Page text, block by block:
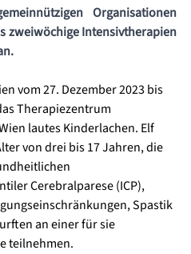
Organisationen
zweiwöchige Intensivtherapien
vom 27. Dezember 2023 bis
Therapiezentrum
lautes Kinderlachen. Elf
von drei bis 17 Jahren, die
Cerebralparese (ICP),
Spastik
an einer für sie
teilnehmen.